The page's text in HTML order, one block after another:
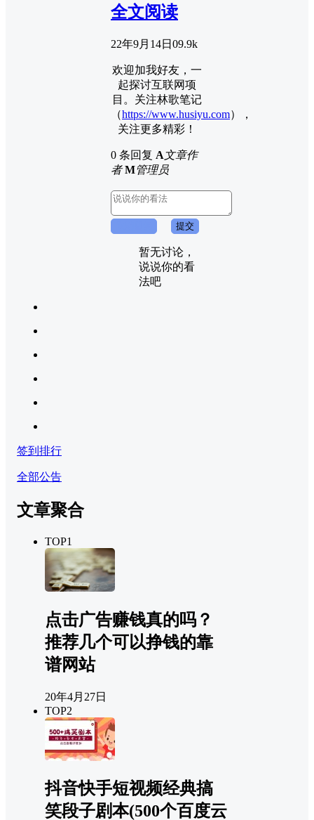
全文阅读
22年9月14日 09.9k
欢迎加我好友，一
起探讨互联网项
目。关注林歌笔记
（https://www.husiyu.com），
关注更多精彩！
0 条回复 A文章作
者 M管理员
提交
暂无讨论，
说说你的看
法吧
签到排行
全部公告
文章聚合
TOP1
点击广告赚钱真的吗？
推荐几个可以挣钱的靠
谱网站
20年4月27日
TOP2
抖音快手短视频经典搞
笑段子剧本(500个百度云